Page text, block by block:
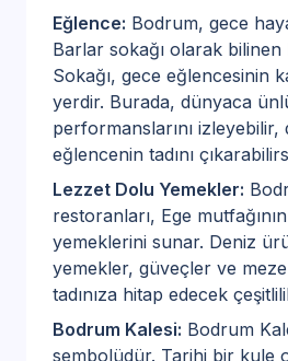
Eğlence: Bodrum, gece
Barlar sokağı olarak
Sokağı, gece eğlencesinin
yerdir. Burada, dünyaca
performanslarını izleyebilir,
eğlencenin tadını
Lezzet Dolu Yemekler:
restoranları, Ege
yemeklerini sunar. Deniz
yemekler, güveçler ve
tadınıza hitap edecek
Bodrum Kalesi: Bodrum
sembolüdür. Tarihi bir kule